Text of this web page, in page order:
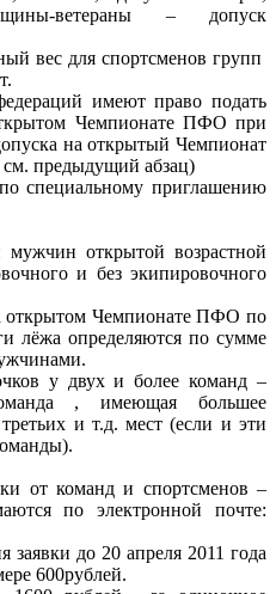
ветераны – допуск
вес для спортсменов групп
имеют право подать
Чемпионате ПФО при
на открытый Чемпионат
предыдущий абзац)
специальному приглашению
открытой возрастной
и без экипировочного
Чемпионате ПФО по
лёжа определяются по сумме
у двух и более команд –
, имеющая большее
и т.д. мест (если и эти
команд и спортсменов –
по электронной почте:
до 20 апреля 2011 года
600рублей.